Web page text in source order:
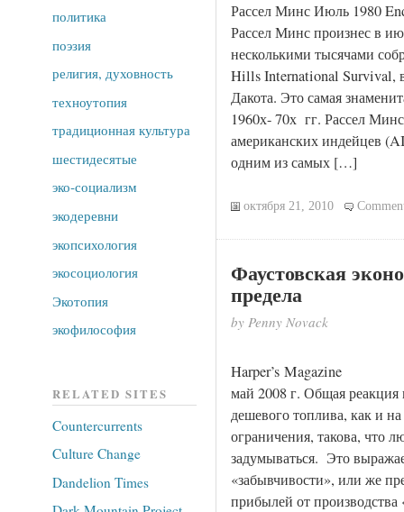
Рассел Минс Июль 1980
Рассел Минс произнес в
несколькими тысячами
Hills International Survival,
Дакота. Это самая
1960х- 70х гг. Рассел
американских индейцев
одним из самых […]
октября 21, 2010
Фаустовская
предела
by Penny Novack
май 2008 г. Общая
дешевого топлива, как и
ограничения, такова, что
задумываться. Это
«забывчивости», или же
прибылей от
политика
поэзия
религия, духовность
техноутопия
традиционная культура
шестидесятые
эко-социализм
экодеревни
экопсихология
экосоциология
Экотопия
экофилософия
RELATED SITES
Countercurrents
Culture Change
Dandelion Times